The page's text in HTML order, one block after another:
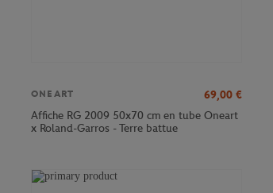
ONEART 69,00 €
Affiche RG 2009 50x70 cm en tube Oneart
x Roland-Garros - Terre battue